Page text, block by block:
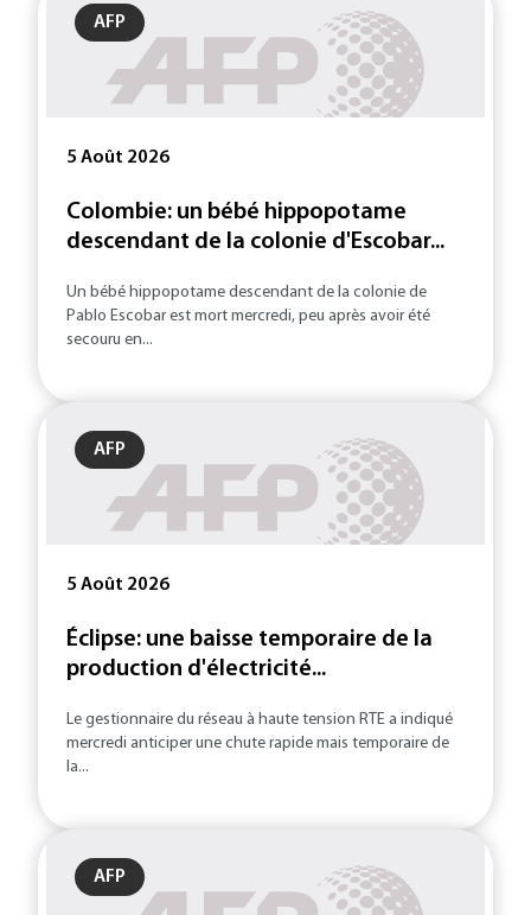
AFP
5 Août 2026
Colombie: un bébé hippopotame
descendant de la colonie d'Escobar...
Un bébé hippopotame descendant de la colonie de
Pablo Escobar est mort mercredi, peu après avoir été
secouru en...
AFP
5 Août 2026
Éclipse: une baisse temporaire de la
production d'électricité...
Le gestionnaire du réseau à haute tension RTE a indiqué
mercredi anticiper une chute rapide mais temporaire de
la...
AFP